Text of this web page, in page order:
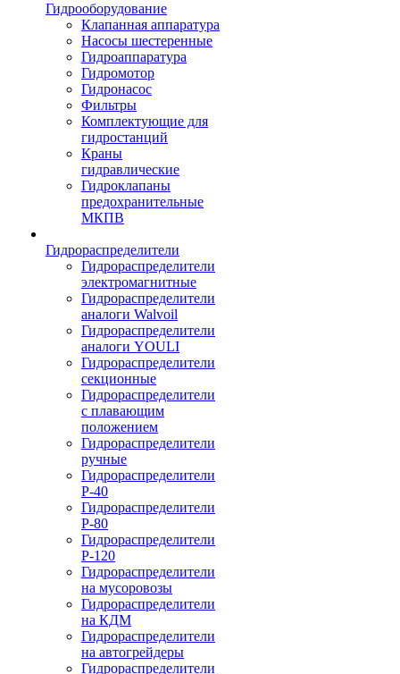
Гидрооборудование
Клапанная аппаратура
Насосы шестеренные
Гидроаппаратура
Гидромотор
Гидронасос
Фильтры
Комплектующие для
гидростанций
Краны
гидравлические
Гидроклапаны
предохранительные
МКПВ
Гидрораспределители
Гидрораспределители
электромагнитные
Гидрораспределители
аналоги Walvoil
Гидрораспределители
аналоги YOULI
Гидрораспределители
секционные
Гидрораспределители
с плавающим
положением
Гидрораспределители
ручные
Гидрораспределители
Р-40
Гидрораспределители
Р-80
Гидрораспределители
Р-120
Гидрораспределители
на мусоровозы
Гидрораспределители
на КДМ
Гидрораспределители
на автогрейдеры
Гидрораспределители